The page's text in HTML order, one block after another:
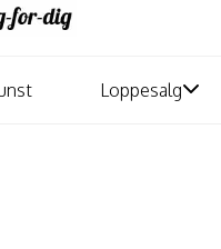
Loppesalg